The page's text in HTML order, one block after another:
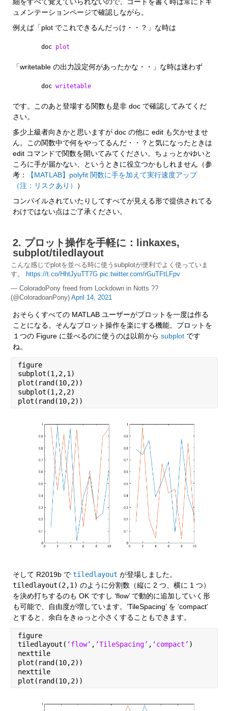
ュメンテーションページで確認しながら。
例えば「plot でこれできるんだっけ・・？」な時は
doc plot
「writetable の出力設定何があったかな・・」な時は迷わず
doc writetable
です。このあと登場する関数も是非 doc で確認してみてくだ
さい。
多少上級者向きかと思いますが doc の他に edit も欠かせませ
ん。この関数中で何をやってるんだ・・？と気になったときは
edit コマンドで関数を開いてみてください。ちょっとかゆいと
ころに手が届かない、というときに役立つかもしれません（参
考：
【MATLAB】polyfit 関数に手を加えて実行速度アップ
（注：リスクあり）
）
コンパイルされていたりしてすべてが見える形で提供されてる
わけではない点はご了承ください。
2. プロット操作を手軽に：linkaxes,
subplot/tiledlayout
こんな感じでplotを並べる時に使うsubplotが便利でよく使っていま
す。
https://t.co/HhtJyuTT7G pic.twitter.com/rGuTFtLFpv
— ColoradoPony freed from Lockdown in Notts ??
(@ColoradoanPony) April 14, 2021
おそらくすべての MATLAB ユーザーがプロットを一度は作る
ことになる。そんなプロット操作を楽にする機能。プロットを
１つの Figure に並べるのに使うのは以前から subplot です
ね。
figure
subplot(1,2,1)
plot(rand(10,2))
subplot(1,2,2)
plot(rand(10,2))
そして R2019b で tiledlayout が登場しました。
tiledlayout(2,1) のように分割数（縦に 2 つ、横に 1 つ）
を決め打ちするのも OK ですし ‘flow’ で動的に追加していく形
も可能で、自由度が増しています。’TileSpacing’ を ‘compact’
とすると、余白をきゅっと小さくすることもできます。
figure
tiledlayout( ‘flow’ , ‘TileSpacing’ , ‘compact’ )
nexttile
plot(rand(10,2))
nexttile
plot(rand(10,2))